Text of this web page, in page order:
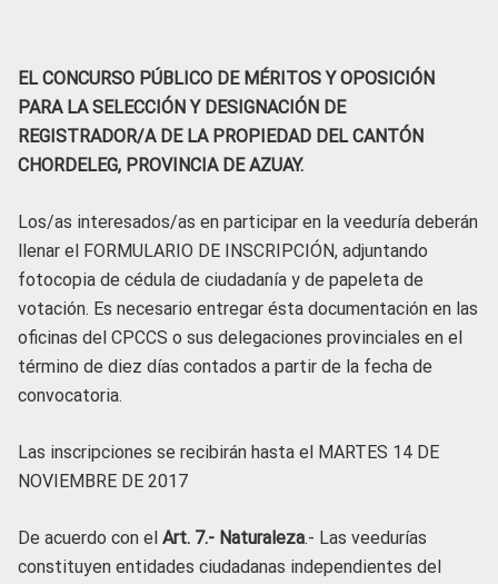
EL CONCURSO PÚBLICO DE MÉRITOS Y OPOSICIÓN
PARA LA SELECCIÓN Y DESIGNACIÓN DE
REGISTRADOR/A DE LA PROPIEDAD DEL CANTÓN
CHORDELEG, PROVINCIA DE AZUAY.
Los/as interesados/as en participar en la veeduría deberán
llenar el FORMULARIO DE INSCRIPCIÓN, adjuntando
fotocopia de cédula de ciudadanía y de papeleta de
votación. Es necesario entregar ésta documentación en las
oficinas del CPCCS o sus delegaciones provinciales en el
término de diez días contados a partir de la fecha de
convocatoria.
Las inscripciones se recibirán hasta el MARTES 14 DE
NOVIEMBRE DE 2017
De acuerdo con el Art. 7.- Naturaleza.- Las veedurías
constituyen entidades ciudadanas independientes del